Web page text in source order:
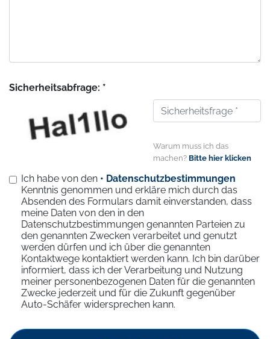
Sicherheitsabfrage: *
Warum muss ich das
machen? Bitte hier klicken
Ich habe von den • Datenschutzbestimmungen
Kenntnis genommen und erkläre mich durch das
Absenden des Formulars damit einverstanden, dass
meine Daten von den in den
Datenschutzbestimmungen genannten Parteien zu
den genannten Zwecken verarbeitet und genutzt
werden dürfen und ich über die genannten
Kontaktwege kontaktiert werden kann. Ich bin darüber
informiert, dass ich der Verarbeitung und Nutzung
meiner personenbezogenen Daten für die genannten
Zwecke jederzeit und für die Zukunft gegenüber
Auto-Schäfer widersprechen kann.